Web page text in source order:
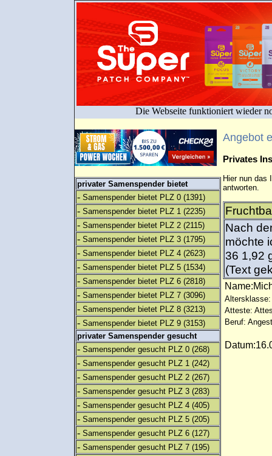
Die Webseite funktioniert wieder
privater Samenspender bietet
- Samenspender bietet PLZ 0 (1391)
- Samenspender bietet PLZ 1 (2235)
- Samenspender bietet PLZ 2 (2115)
- Samenspender bietet PLZ 3 (1795)
- Samenspender bietet PLZ 4 (2623)
- Samenspender bietet PLZ 5 (1534)
- Samenspender bietet PLZ 6 (2818)
- Samenspender bietet PLZ 7 (3096)
- Samenspender bietet PLZ 8 (3213)
- Samenspender bietet PLZ 9 (3153)
privater Samenspender gesucht
- Samenspender gesucht PLZ 0 (268)
- Samenspender gesucht PLZ 1 (242)
- Samenspender gesucht PLZ 2 (267)
- Samenspender gesucht PLZ 3 (283)
- Samenspender gesucht PLZ 4 (405)
- Samenspender gesucht PLZ 5 (205)
- Samenspender gesucht PLZ 6 (127)
- Samenspender gesucht PLZ 7 (195)
Angebot
Privates
Hier nun das
antworten.
Nach
möchte
36 1,92
(Text
Altersklasse:
Atteste:
Beruf: